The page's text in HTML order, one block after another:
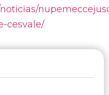
cesvale/